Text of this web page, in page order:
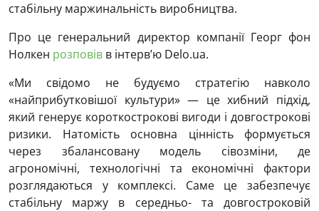
стабільну маржинальність виробництва.
Про це генеральний директор компанії Георг фон
Нолкен розповів в інтерв’ю Delo.ua.
«Ми свідомо не будуємо стратегію навколо
«найприбутковішої культури» — це хибний підхід,
який генерує короткострокові вигоди і довгострокові
ризики. Натомість основна цінність формується
через збалансовану модель сівозміни, де
агрономічні, технологічні та економічні фактори
розглядаються у комплексі. Саме це забезпечує
стабільну маржу в середньо- та довгостроковій